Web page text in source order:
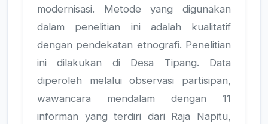
modernisasi. Metode yang digunakan
dalam penelitian ini adalah kualitatif
dengan pendekatan etnografi. Penelitian
ini dilakukan di Desa Tipang. Data
diperoleh melalui observasi partisipan,
wawancara mendalam dengan 11
informan yang terdiri dari Raja Napitu,